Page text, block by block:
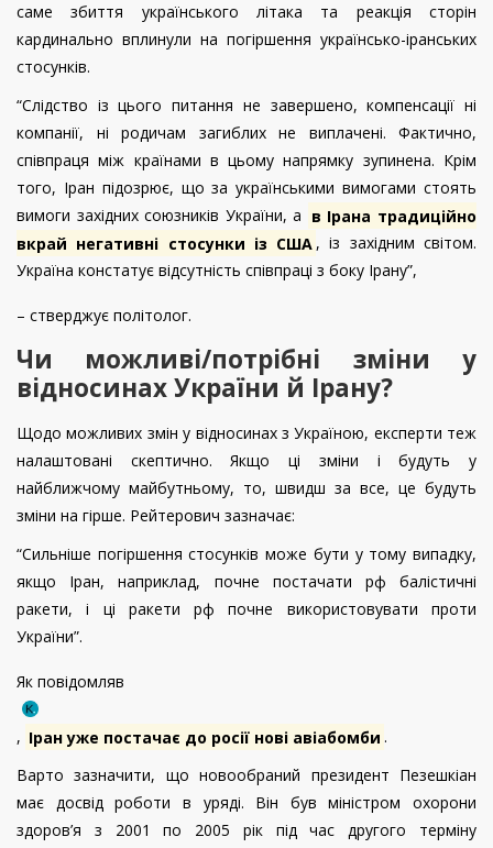
саме збиття українського літака та реакція сторін
кардинально вплинули на погіршення українсько-іранських
стосунків.
“Слідство із цього питання не завершено, компенсації ні
компанії, ні родичам загиблих не виплачені. Фактично,
співпраця між країнами в цьому напрямку зупинена. Крім
того, Іран підозрює, що за українськими вимогами стоять
вимоги західних союзників України, а в Ірана традиційно
вкрай негативні стосунки із США , із західним світом.
Україна констатує відсутність співпраці з боку Ірану”,
– стверджує політолог.
Чи можливі/потрібні зміни у
відносинах України й Ірану?
Щодо можливих змін у відносинах з Україною, експерти теж
налаштовані скептично. Якщо ці зміни і будуть у
найближчому майбутньому, то, швидш за все, це будуть
зміни на гірше. Рейтерович зазначає:
“Сильніше погіршення стосунків може бути у тому випадку,
якщо Іран, наприклад, почне постачати рф балістичні
ракети, і ці ракети рф почне використовувати проти
України”.
Як повідомляв
, Іран уже постачає до росії нові авіабомби .
Варто зазначити, що новообраний президент Пезешкіан
має досвід роботи в уряді. Він був міністром охорони
здоров’я з 2001 по 2005 рік під час другого терміну